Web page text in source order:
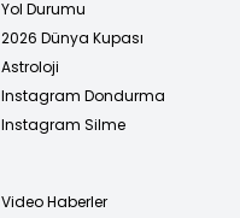
Yol Durumu
2026 Dünya Kupası
Astroloji
Instagram Dondurma
Instagram Silme
Video Haberler